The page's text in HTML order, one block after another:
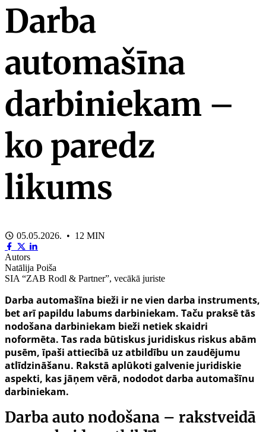
Darba
automašīna
darbiniekam –
ko paredz
likums
05.05.2026. • 12 MIN
Autors
Natālija Poiša
SIA “ZAB Rodl & Partner”, vecākā juriste
Darba automašīna bieži ir ne vien darba instruments,
bet arī papildu labums darbiniekam. Taču praksē tās
nodošana darbiniekam bieži netiek skaidri
noformēta. Tas rada būtiskus juridiskus riskus abām
pusēm, īpaši attiecībā uz atbildību un zaudējumu
atlīdzināšanu. Rakstā aplūkoti galvenie juridiskie
aspekti, kas jāņem vērā, nododot darba automašīnu
darbiniekam.
Darba auto nodošana – rakstveidā